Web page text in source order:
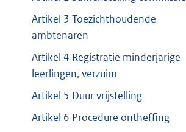
Artikel 3 Toezichthoudende
ambtenaren
Artikel 4 Registratie minderjarige
leerlingen, verzuim
Artikel 5 Duur vrijstelling
Artikel 6 Procedure ontheffing